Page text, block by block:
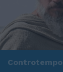
Controtempo